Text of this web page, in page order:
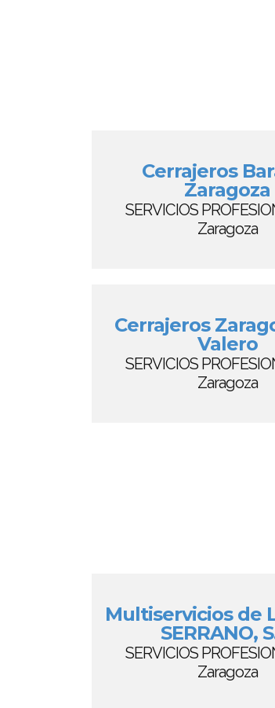
Cerrajeros
Zaragoza
SERVICIOS
Zaragoza
Cerrajeros
Valero
SERVICIOS
Zaragoza
Multiservicios de
SERRANO,
SERVICIOS
Zaragoza